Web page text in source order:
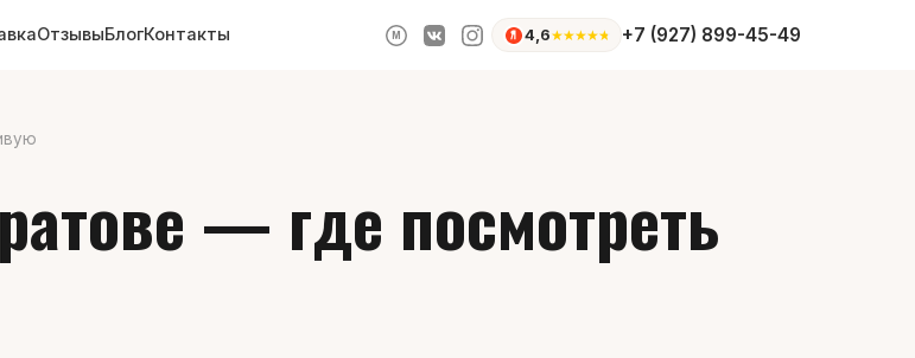
ОтзывыБлогКонтакты M 4,6★★★★★ +7 (927) 899-45-49
— где посмотреть